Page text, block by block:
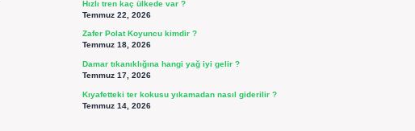
Hızlı tren kaç ülkede var ?
Temmuz 22, 2026
Zafer Polat Koyuncu kimdir ?
Temmuz 18, 2026
Damar tıkanıklığına hangi yağ iyi gelir ?
Temmuz 17, 2026
Kıyafetteki ter kokusu yıkamadan nasıl giderilir ?
Temmuz 14, 2026